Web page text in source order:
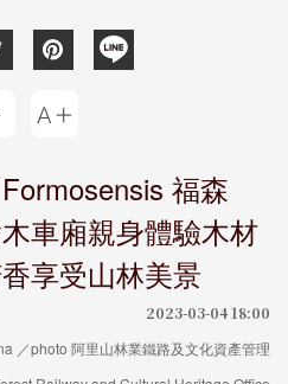
福森
車廂親身體驗木材
享受山林美景
2023-03-04 18:00
／photo 阿里山林業鐵路及文化資產管理